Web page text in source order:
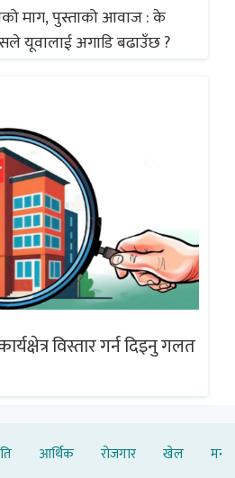
माग, पुस्ताको आवाज : के
यूवालाई अगाडि बढाउँछ ?
विस्तार गर्न दिइनु गलत
आर्थिक रोजगार खेल